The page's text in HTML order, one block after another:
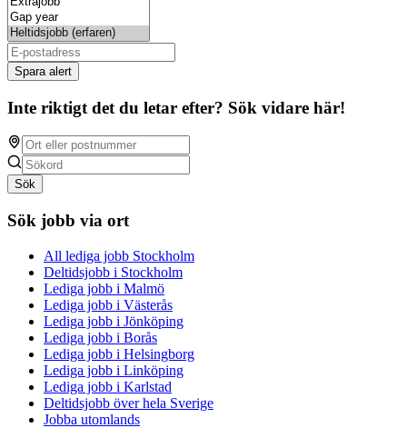
Spara alert
Inte riktigt det du letar efter? Sök vidare här!
Sök
Sök jobb via ort
All lediga jobb Stockholm
Deltidsjobb i Stockholm
Lediga jobb i Malmö
Lediga jobb i Västerås
Lediga jobb i Jönköping
Lediga jobb i Borås
Lediga jobb i Helsingborg
Lediga jobb i Linköping
Lediga jobb i Karlstad
Deltidsjobb över hela Sverige
Jobba utomlands